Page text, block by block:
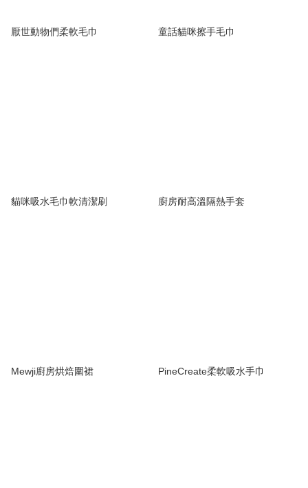
厭世動物們柔軟毛巾 童話貓咪擦手毛巾
貓咪吸水毛巾軟清潔刷 廚房耐高溫隔熱手套
Mewji廚房烘焙圍裙 PineCreate柔軟吸水手巾